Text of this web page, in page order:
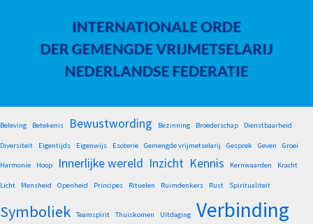
Beleving Betekenis Bewustwording Bezinning Broederschap Dienstbaarheid
Diversiteit Eigentijds Eigenwijs Esoterie Gemengde vrijmetselarij Gesprek Geven Groei
Harmonie Hoop Innerlijke wereld Inzicht Kennis Kernwaarden Kracht
Licht Mensheid Openheid Principes Rituelen Ruimdenkers Rust Spiritualiteit
Symboliek Teamspirit Thuiskomen Uitdaging Verbinding